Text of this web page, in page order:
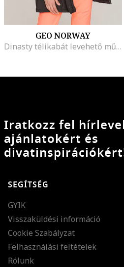
GEO NORWAY
Dinasty télikabát levehető műszőrme szegéllyel, Sötétszürke
Iratkozz fel
ajánlatokért és
SEGÍTSÉG
GYIK
Visszaküldési információ
Cookie Szabályzat
Felhasználási feltételek
Rólunk